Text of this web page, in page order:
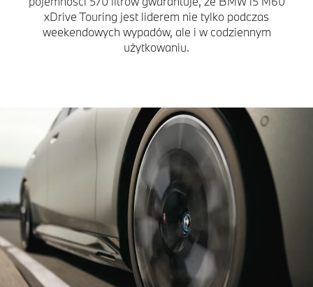
xDrive Touring jest liderem nie tylko podczas
weekendowych wypadów, ale i w codziennym
użytkowaniu.